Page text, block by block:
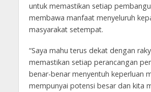
untuk memastikan setiap
membawa manfaat menyeluruh
masyarakat setempat.
“Saya mahu terus dekat dengan
memastikan setiap perancangan
benar-benar menyentuh keperluan
mempunyai potensi besar dan kita